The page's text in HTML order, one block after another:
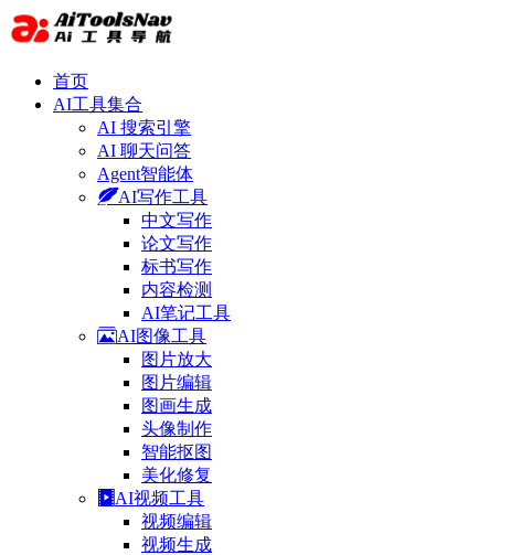
首页
AI工具集合
AI 搜索引擎
AI 聊天问答
Agent智能体
AI写作工具
中文写作
论文写作
标书写作
内容检测
AI笔记工具
AI图像工具
图片放大
图片编辑
图画生成
头像制作
智能抠图
美化修复
AI视频工具
视频编辑
视频生成